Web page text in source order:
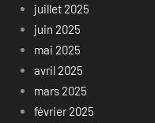
juillet 2025
juin 2025
mai 2025
avril 2025
mars 2025
février 2025